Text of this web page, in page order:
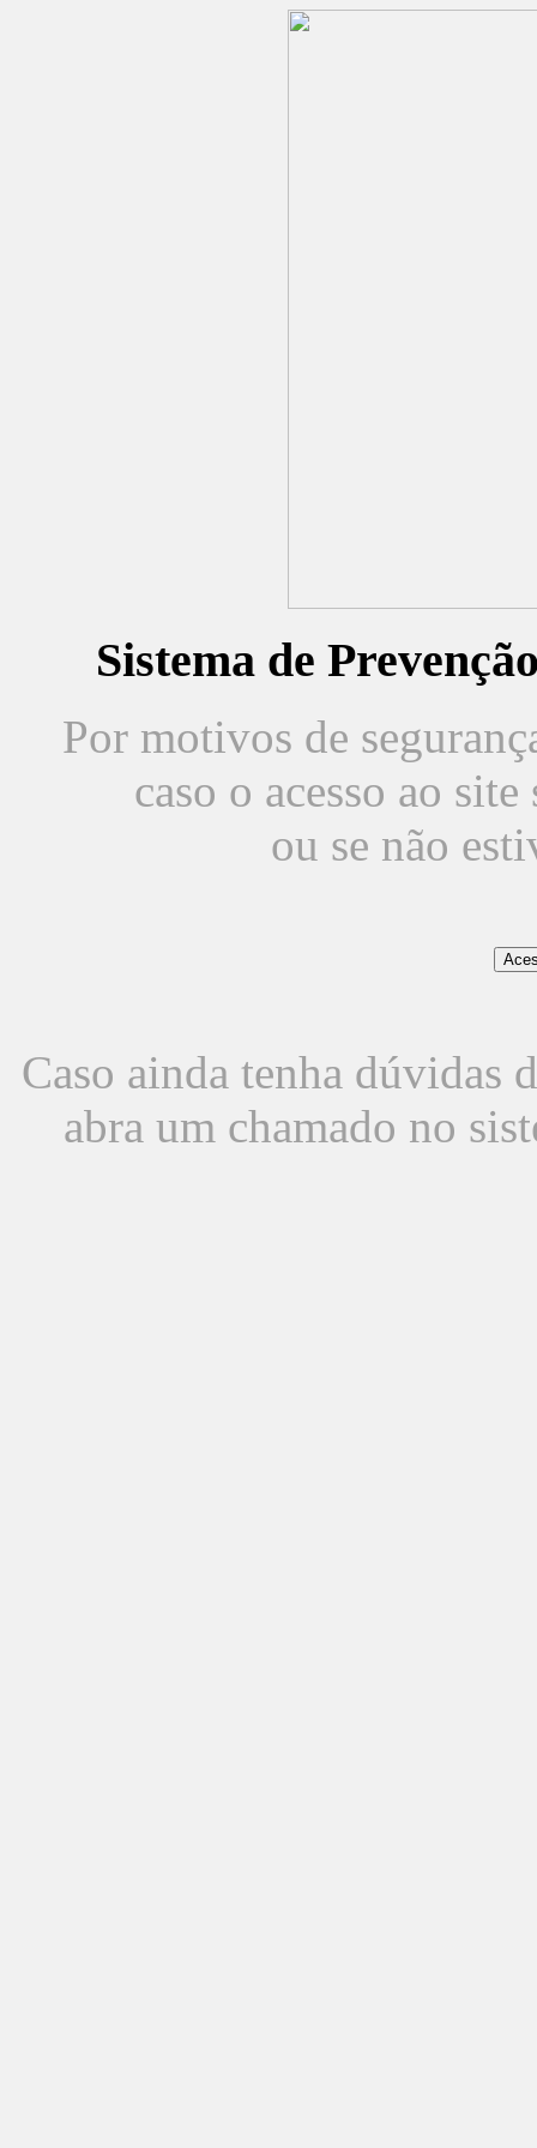
Sistema de
Por motivos de
caso o acesso ao
ou se não
Caso ainda tenha dúvidas
abra um chamado no